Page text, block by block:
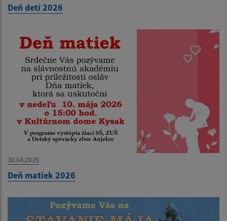
Deň detí 2026
30.04.2026
Deň matiek 2026